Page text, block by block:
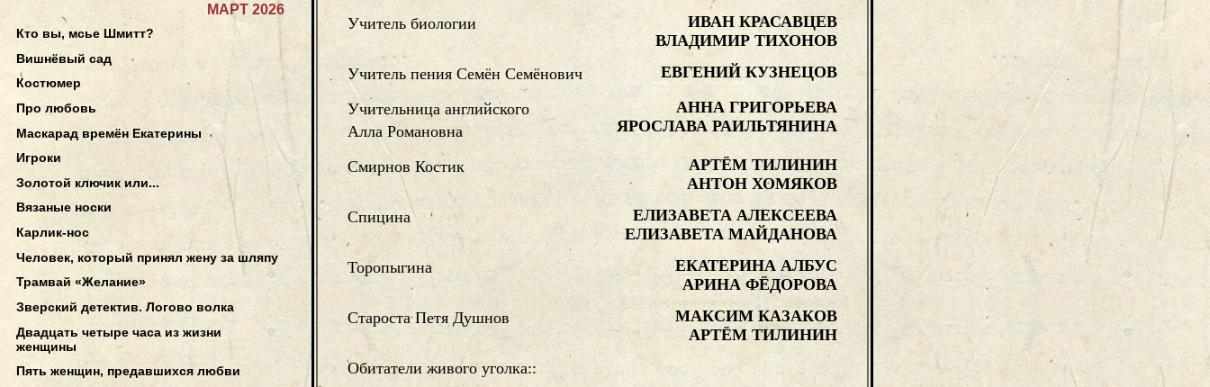
Учитель биологии
ИВАН КРАСАВЦЕВ
ВЛАДИМИР ТИХОНОВ
Учитель пения Семён Семёнович
ЕВГЕНИЙ КУЗНЕЦОВ
Учительница английского
Алла Романовна
АННА ГРИГОРЬЕВА
ЯРОСЛАВА РАИЛЬТЯНИНА
Смирнов Костик
АРТЁМ ТИЛИНИН
АНТОН ХОМЯКОВ
Спицина
ЕЛИЗАВЕТА АЛЕКСЕЕВА
ЕЛИЗАВЕТА МАЙДАНОВА
Торопыгина
ЕКАТЕРИНА АЛБУС
АРИНА ФЁДОРОВА
Староста Петя Душнов
МАКСИМ КАЗАКОВ
АРТЁМ ТИЛИНИН
Обитатели живого уголка::
МАРТ 2026
Кто вы, мсье Шмитт?
Вишнёвый сад
Костюмер
Про любовь
Маскарад времён Екатерины
Игроки
Золотой ключик или...
Вязаные носки
Карлик-нос
Человек, который принял жену за шляпу
Трамвай «Желание»
Зверский детектив. Логово волка
Двадцать четыре часа из жизни
женщины
Пять женщин, предавшихся любви